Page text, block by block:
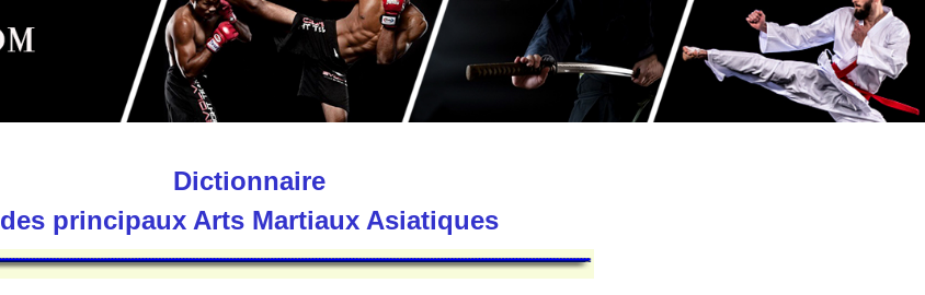
Dictionnaire
des principaux Arts Martiaux Asiatiques